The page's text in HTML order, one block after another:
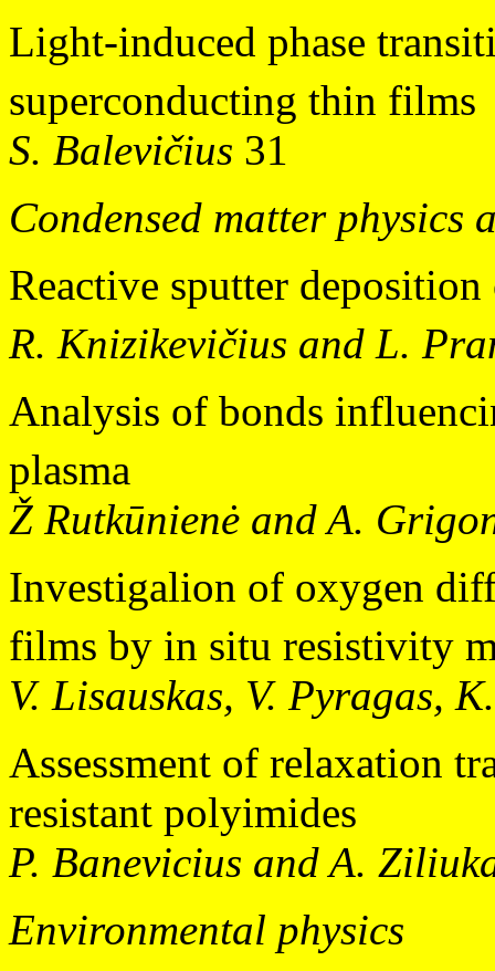
Light-induced phase
superconducting thin films
S. Balevičius 31
Condensed matter physics
Reactive sputter
R. Knizikevičius and L.
Analysis of bonds
plasma
Ž Rutkūnienė and A.
Investigalion of oxygen
films by in situ resistivity
V. Lisauskas, V. Pyragas,
Assessment of relaxation
resistant polyimides
P. Banevicius and A.
Environmental physics